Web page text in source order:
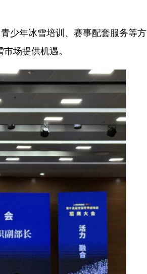
少年冰雪培训、赛事配套服务等方
场提供机遇。